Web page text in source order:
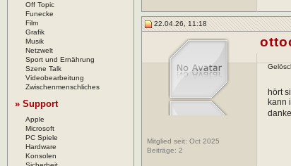
Off Topic
Funecke
Film
Grafik
Musik
Netzwelt
Sport und Ernährung
Szene Talk
Videobearbeitung
Zwischenmenschliches
» Support
Apple
Microsoft
PC Spiele
Hardware
Konsolen
22.04.26, 11:18
Mitglied seit: Oct 2025
Beiträge: 2
hört
kann
danke